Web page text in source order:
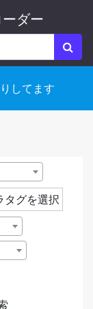
ダー
してます
タグを選択